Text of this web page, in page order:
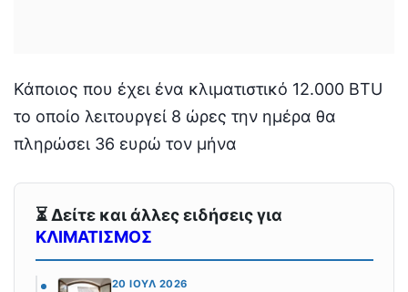
Κάποιος που έχει ένα κλιματιστικό 12.000 BTU
το οποίο λειτουργεί 8 ώρες την ημέρα θα
πληρώσει 36 ευρώ τον μήνα
⏳ Δείτε και άλλες ειδήσεις για
ΚΛΙΜΑΤΙΣΜΟΣ
20 ΙΟΎΛ 2026